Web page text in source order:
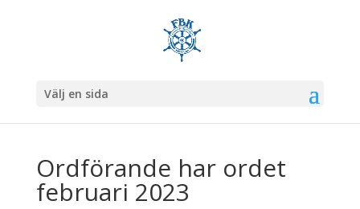
Välj en sida
Ordförande har ordet
februari 2023